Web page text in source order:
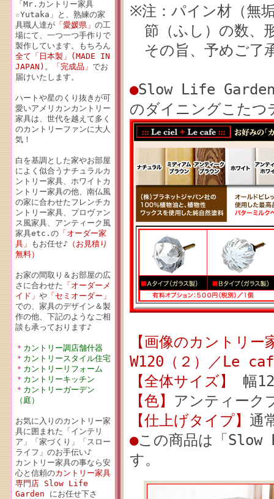
「Mr.カントリー家具
☆Yutaka」と、熟練の家
具職人達が「愛媛県」 の工
場にて、一つ一つ手作りで
製作しています。もちろん
全て「日本製」(MADE IN
JAPAN) 。 「完成品」 でお
届けいたします。
ハートや星のくり抜きが可
愛いアメリカンカントリー
家具は、世代を越えて多く
のカントリーファンに大人
気！
白を基調とした家やお部屋
によく似合うナチュラルカ
ントリー家具、ホワイトカ
ントリー家具の他、南仏風
の家に合わせたフレンチカ
ントリー家具、プロヴァン
ス風家具、アンティーク風
家具etc.の「オーダー家
具」 もお任せ♪ （お見積り
無料）
お家の間取り＆お部屋の広
さに合わせた 「オーダーメ
イド」 や「セミオーダー」
での、家具のデザイン＆製
作の他、下記のようなご相
談も承っております♪
＊ カントリー調店舗什器
＊ カントリースタイル住宅
＊ カントリーリフォーム
＊ カントリーキッチン
＊ カントリーガーデン
（庭）
お気に入りのカントリー家
具に囲まれた「インテリ
ア」「家づくり」「スロー
ライフ」のお手伝い♪
カントリー家具の事なら安
心と信頼のカントリー家具
専門店 Slow Life
Garden にお任せ下さ
※注：パイン材（無
節（ふし）の数、
その旨、予めご了
●Slow Life Garden
のダイニングこたつ
【画像のカントリ
W120（２）／Le
【全体サイズ】
幅
【色】 アンティーク
【仕上げタイプ】 通
●この商品は「Slow
す。